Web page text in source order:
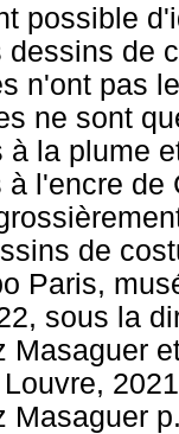
possible
dessins de
n'ont pas
ne sont
à la plume
à l'encre de
de
Paris,
sous la
Masaguer
Masaguer